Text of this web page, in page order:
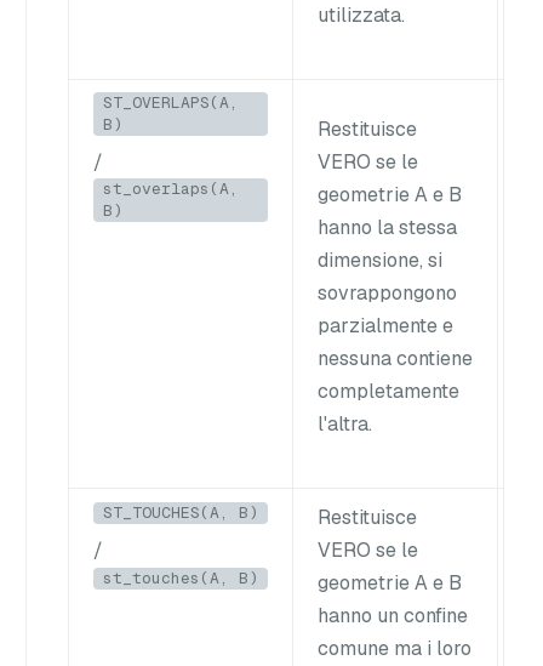
utilizzata.
ST_OVERLAPS(A,
B)
/
st_overlaps(A,
B)
Restituisce
VERO se le
geometrie A e B
hanno la stessa
dimensione, si
sovrappongono
parzialmente e
nessuna contiene
completamente
l'altra.
ST_TOUCHES(A, B)
/
st_touches(A, B)
Restituisce
VERO se le
geometrie A e B
hanno un confine
comune ma i loro